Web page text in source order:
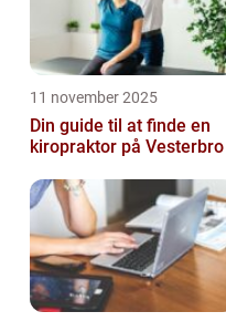
11 november 2025
Din guide til at finde en
kiropraktor på Vesterbro